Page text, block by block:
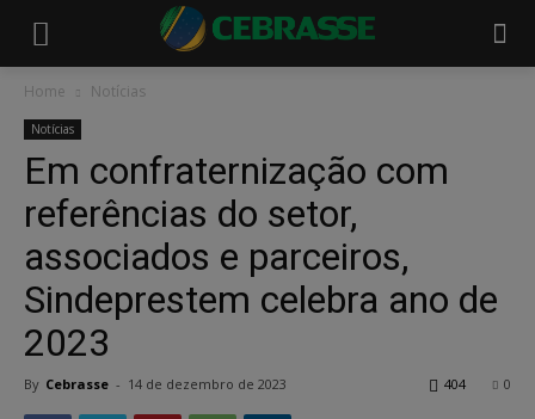
Home Notícias
Notícias
Em confraternização com
referências do setor,
associados e parceiros,
Sindeprestem celebra ano de
2023
By Cebrasse - 14 de dezembro de 2023 0
404